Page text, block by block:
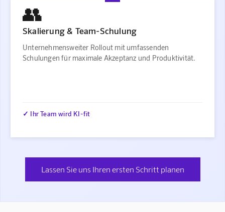
👥
Skalierung & Team-Schulung
Unternehmensweiter Rollout mit umfassenden
Schulungen für maximale Akzeptanz und Produktivität.
✓ Ihr Team wird KI-fit
Lassen Sie uns Ihren ersten Schritt planen